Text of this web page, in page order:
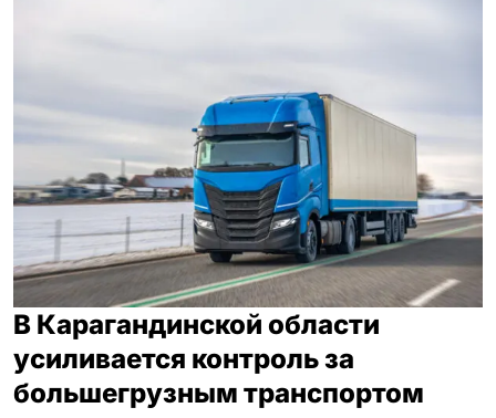
В Карагандинской области
усиливается контроль за
большегрузным транспортом